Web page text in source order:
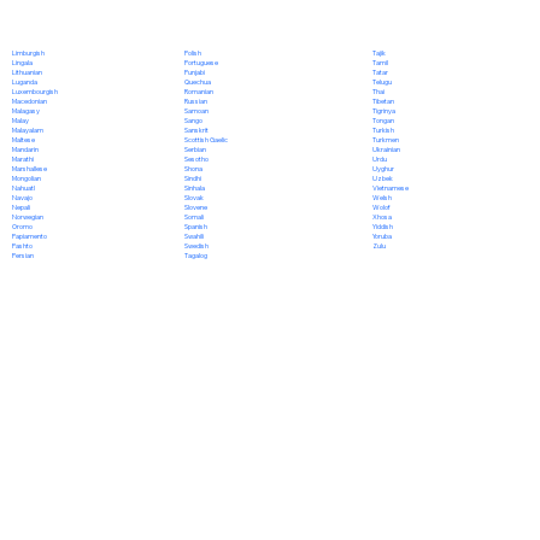
Limburgish
Lingala
Lithuanian
Luganda
Luxembourgish
Macedonian
Malagasy
Malay
Malayalam
Maltese
Mandarin
Marathi
Marshallese
Mongolian
Nahuatl
Navajo
Nepali
Norwegian
Oromo
Papiamento
Pashto
Persian
Polish
Portuguese
Punjabi
Quechua
Romanian
Russian
Samoan
Sango
Sanskrit
Scottish Gaelic
Serbian
Sesotho
Shona
Sindhi
Sinhala
Slovak
Slovene
Somali
Spanish
Swahili
Swedish
Tagalog
Tajik
Tamil
Tatar
Telugu
Thai
Tibetan
Tigrinya
Tongan
Turkish
Turkmen
Ukrainian
Urdu
Uyghur
Uzbek
Vietnamese
Welsh
Wolof
Xhosa
Yiddish
Yoruba
Zulu